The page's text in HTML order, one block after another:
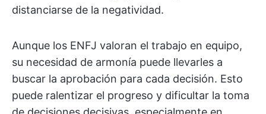
distanciarse de la negatividad.
Aunque los ENFJ valoran el trabajo en equipo,
su necesidad de armonía puede llevarles a
buscar la aprobación para cada decisión. Esto
puede ralentizar el progreso y dificultar la toma